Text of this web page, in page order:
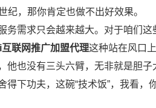
纪，那你肯定也做不出好效果。
务需求只会越来越大。对于咱们这
互联网推广加盟代理这种站在风口
他也没有三头六臂，无非就是胆子
下功夫，这碗“技术饭”，我看，